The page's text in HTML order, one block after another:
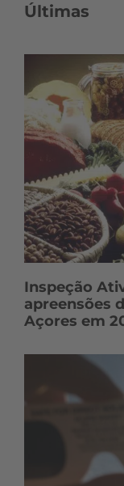
Últimas
Inspeção
apreensões
Açores em